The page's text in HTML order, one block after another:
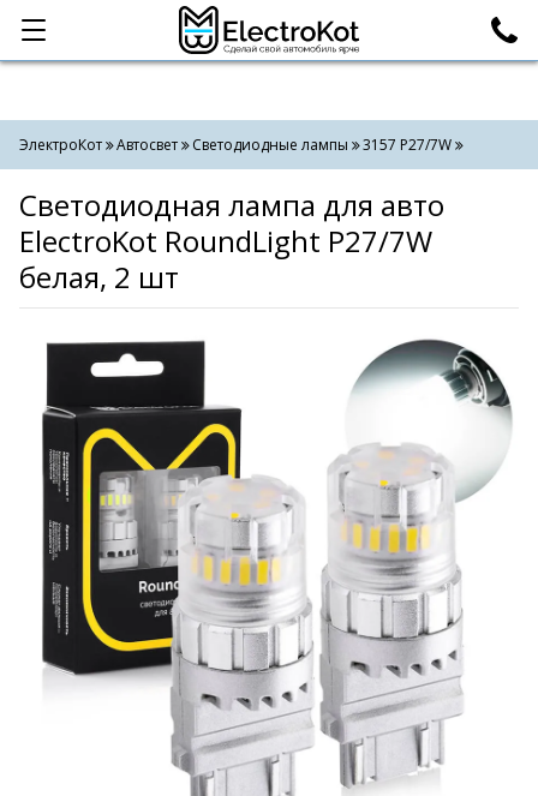
Категории Поиск
ЭлектроКот Автосвет Светодиодные лампы 3157 P27/7W
Светодиодная лампа для авто
ElectroKot RoundLight P27/7W
белая, 2 шт